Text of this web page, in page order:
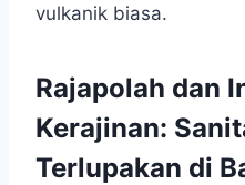
vulkanik biasa.
Rajapolah dan
Kerajinan:
Terlupakan di